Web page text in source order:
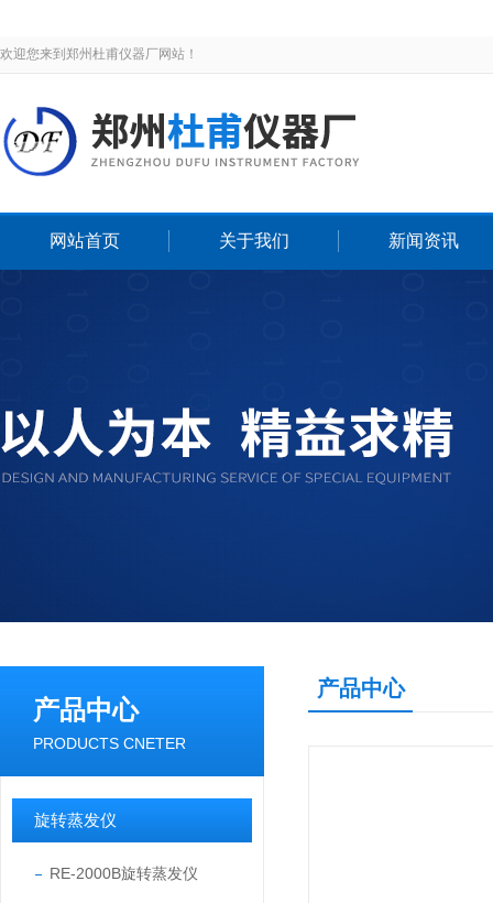
欢迎您来到郑州杜甫仪器厂网站！
网站首页 关于我们 新闻资讯
产品中心
PRODUCTS CNETER
旋转蒸发仪
RE-2000B旋转蒸发仪
产品中心